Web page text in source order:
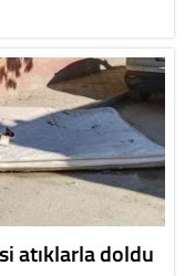
atıklarla doldu